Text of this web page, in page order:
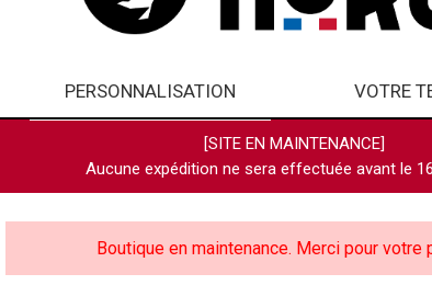
PERSONNALISATION VOTRE
[SITE EN MAINTENANCE]
Aucune expédition ne sera effectuée avant le
Boutique en maintenance. Merci pour votre